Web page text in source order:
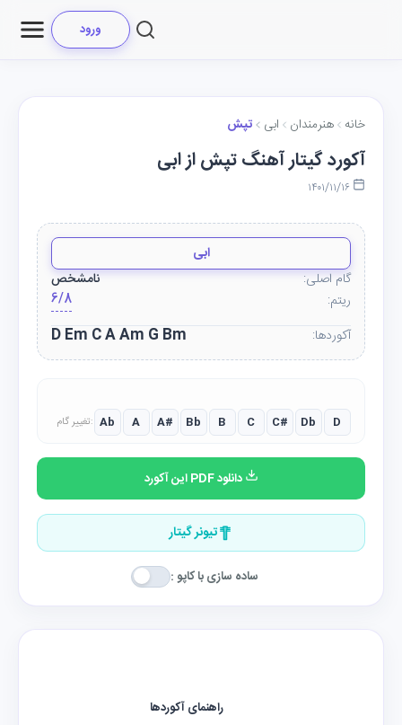
ورود
خانه هنرمندان ابی تپش
آکورد گیتار آهنگ تپش از ابی
ابی
گام اصلی:
نامشخص
ریتم:
6/8
آکوردها:
D Em C A Am G Bm
تغییر گام: Ab A A# Bb B C C# Db D
دانلود PDF این آکورد
تیونر گیتار
ساده سازی با کاپو :
راهنمای آکوردها